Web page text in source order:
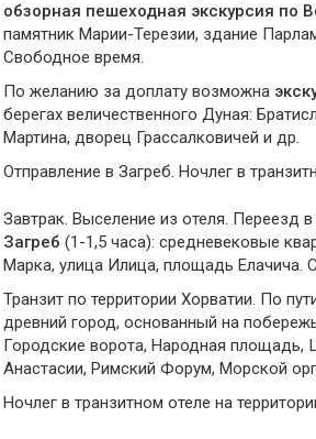
обзорная пешеходная экскурсия по
памятник Марии-Терезии, здание
Свободное время.
По желанию за доплату возможна
берегах величественного Дуная:
Мартина, дворец Грассалковичей и др.
Отправление в Загреб. Ночлег в
Завтрак. Выселение из отеля. Переезд
Загреб (1-1,5 часа): средневековые
Марка, улица Илица, площадь Елачича.
Транзит по территории Хорватии. По
древний город, основанный на
Городские ворота, Народная
Анастасии, Римский Форум, Морской
Ночлег в транзитном отеле на